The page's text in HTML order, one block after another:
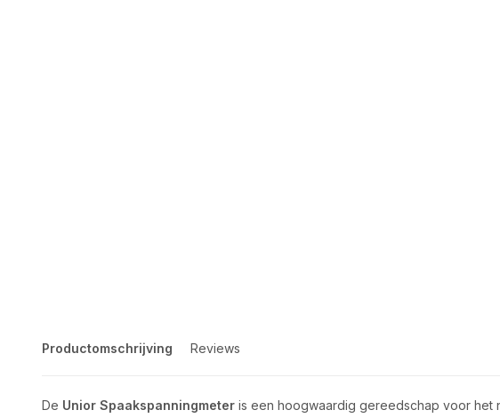
Productomschrijving Reviews
De Unior Spaakspanningmeter is een hoogwaardig gereedschap voor het